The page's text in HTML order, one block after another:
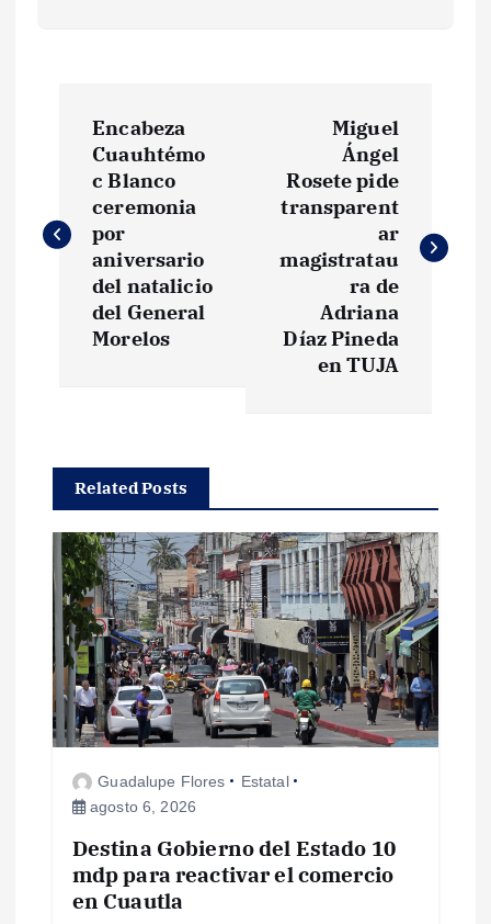
v
ó
n
d
e
e
Encabeza
Cuauhtémo
c Blanco
ceremonia
por
aniversario
del natalicio
del General
Morelos
Miguel
Ángel
Rosete pide
transparent
ar
magistratau
ra de
Adriana
Díaz Pineda
en TUJA
Related Posts
Guadalupe Flores
Estatal
agosto 6, 2026
Destina Gobierno del Estado 10
mdp para reactivar el comercio
en Cuautla